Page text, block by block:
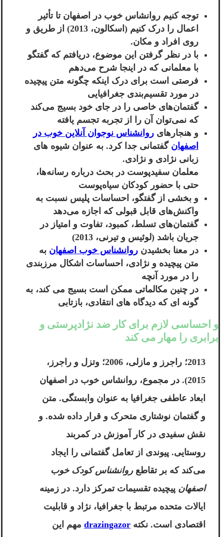
توجه کنیم روانشاس خوب در اصفهان تا تأثیر
اعمال را درک کنیم (اسکالون، 2013) از طریق و
روی افراد و مکان.
با در نظر گرفتن این موضوع، دریافتم که گفتگو
با معلمانی که در اینجا شرح می‌دهم
فرصتی است برای درک اینکه چگونه متن پیچیده
در مورد تقسیم‌بندی جغرافیایی
گفتمان‌های خاصی را در جای خود بسیج می‌کند
که نمی‌توان آن را از تجربه تجسم یافته
و هنجارهای روانشناس نوجوان آنلاین خوب در
اصفهان گفتمانی جدا کرد. به عنوان شیوه های
زبانی نژادی و نژادی.
معلمان سفیدپوست در بحث درباره رسانه‌ها،
حتی با حضور کودکان سیاه‌پوست
و بخشی از گفتگو، احساسات پلیس نسبت به
واکنش‌های قابل قبولی که اجازه می‌دهد
گفتمان‌های تسلط، کمبود، تفاوت و امتیاز در
جریان باشد (لوئیس و تیرنی، 2013)
در معنا بخشیدن روانشناس خوب اصفهان به
متن پیچیده و نژادی، احساسات اشکال مرزبندی
را در مورد آنچه
در چنین مکالماتی ممکن است بسیج می کند، به
گونه ای که دیدگاه های انتقادی، بازتابی
و احساسی لازم برای کار ضد نژادپرستی و
برابری را مهار می کند
2013؛ راجرز و مازلی، 2006؛ وتزل و راجرز،
2015). در مجموع،
روانشاس خوب در اصفهان
ابعاد عاطفی جغرافیا به عنوان وابستگی. متن
و گفتمان نوشتاری متحرک و قرار داده شده. و
نقش سفیدی در کار آموزش در کمربند
روستایی. پیوندی از تعامل گفتمانی را ایجاد
می‌کند که بر تقاطعروانشناس کودک خوب
اصفهان پیچیده تقسیمات تمرکز دارد. در زمینه
ایالات متحده مرتبط با جغرافیا، نژاد و قابلیت
اقتصادی است. نکته drazingazor مهم این